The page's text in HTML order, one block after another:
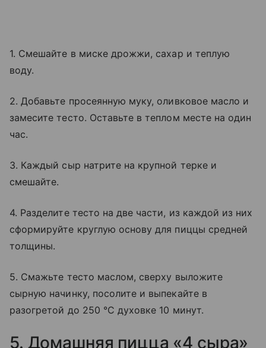
1. Смешайте в миске дрожжи, сахар и теплую
воду.
2. Добавьте просеянную муку, оливковое масло и
замесите тесто. Оставьте в теплом месте на один
час.
3. Каждый сыр натрите на крупной терке и
смешайте.
4. Разделите тесто на две части, из каждой из них
сформируйте круглую основу для пиццы средней
толщины.
5. Смажьте тесто маслом, сверху выложите
сырную начинку, посолите и выпекайте в
разогретой до 250 °C духовке 10 минут.
5. Домашняя пицца «4 сыра»